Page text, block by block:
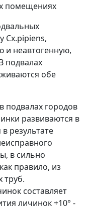
помещениях
Cx.pipiens,
неавтогенную,
подвалах
обе
подвалах городов
развиваются в
результате
в сильно
правило, из
труб.
составляет
личинок +10° -